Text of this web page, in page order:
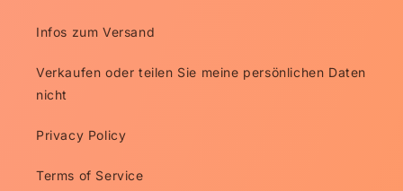
Infos zum Versand
Verkaufen oder teilen Sie meine persönlichen Daten
nicht
Privacy Policy
Terms of Service